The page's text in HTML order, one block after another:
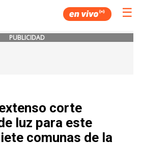
☰
PUBLICIDAD
corte
luz para este
comunas de la